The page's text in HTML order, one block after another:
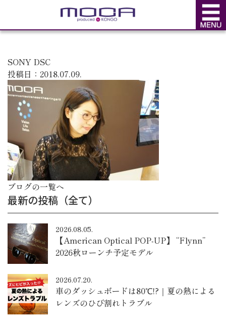
BLOG
SONY DSC
投稿日：2018.07.09.
ブログの一覧へ
最新の投稿（全て）
2026.08.05.
【American Optical POP-UP】 “Flynn”
2026秋ローンチ予定モデル
2026.07.20.
車のダッシュボードは80℃!?｜夏の熱による
レンズのひび割れトラブル